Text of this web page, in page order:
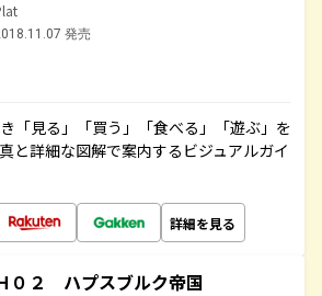
発売
「見る」「買う」「食べる」「遊ぶ」を
と詳細な図解で案内するビジュアルガイ
詳細を見る
０２ ハプスブルク帝国